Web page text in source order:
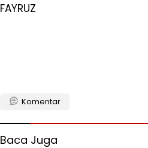
FAYRUZ
Komentar
Baca Juga